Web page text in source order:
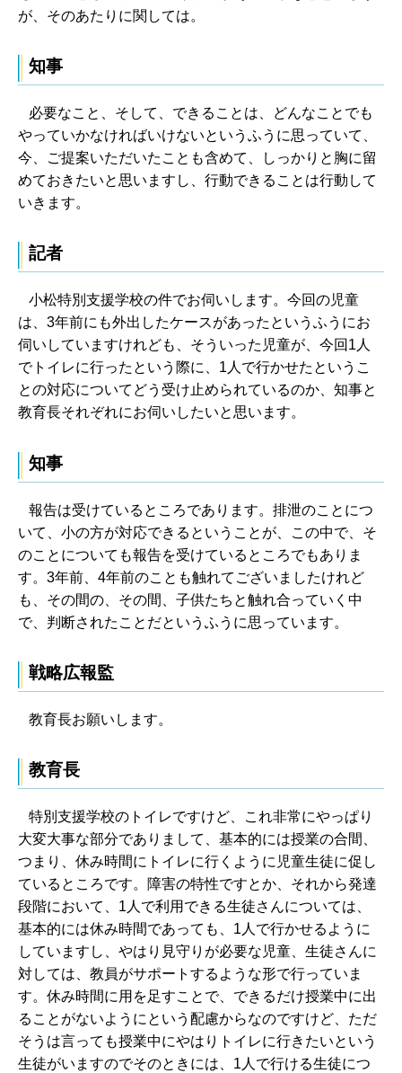
が、そのあたりに関しては。
知事
必要なこと、そして、できることは、どんなことでも
やっていかなければいけないというふうに思っていて、
今、ご提案いただいたことも含めて、しっかりと胸に留
めておきたいと思いますし、行動できることは行動して
いきます。
記者
小松特別支援学校の件でお伺いします。今回の児童
は、3年前にも外出したケースがあったというふうにお
伺いしていますけれども、そういった児童が、今回1人
でトイレに行ったという際に、1人で行かせたというこ
との対応についてどう受け止められているのか、知事と
教育長それぞれにお伺いしたいと思います。
知事
報告は受けているところであります。排泄のことにつ
いて、小の方が対応できるということが、この中で、そ
のことについても報告を受けているところでもありま
す。3年前、4年前のことも触れてございましたけれど
も、その間の、その間、子供たちと触れ合っていく中
で、判断されたことだというふうに思っています。
戦略広報監
教育長お願いします。
教育長
特別支援学校のトイレですけど、これ非常にやっぱり
大変大事な部分でありまして、基本的には授業の合間、
つまり、休み時間にトイレに行くように児童生徒に促し
ているところです。障害の特性ですとか、それから発達
段階において、1人で利用できる生徒さんについては、
基本的には休み時間であっても、1人で行かせるように
していますし、やはり見守りが必要な児童、生徒さんに
対しては、教員がサポートするような形で行っていま
す。休み時間に用を足すことで、できるだけ授業中に出
ることがないようにという配慮からなのですけど、ただ
そうは言っても授業中にやはりトイレに行きたいという
生徒がいますのでそのときには、1人で行ける生徒につ